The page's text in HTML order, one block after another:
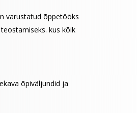
varustatud õppetööks
kus kõik
õpiväljundid ja